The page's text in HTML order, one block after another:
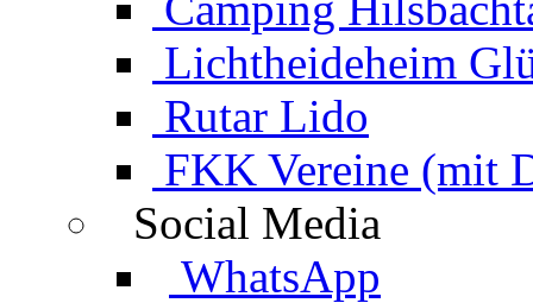
Lichtheideheim
Rutar Lido
FKK Vereine (mit
Social Media
WhatsApp